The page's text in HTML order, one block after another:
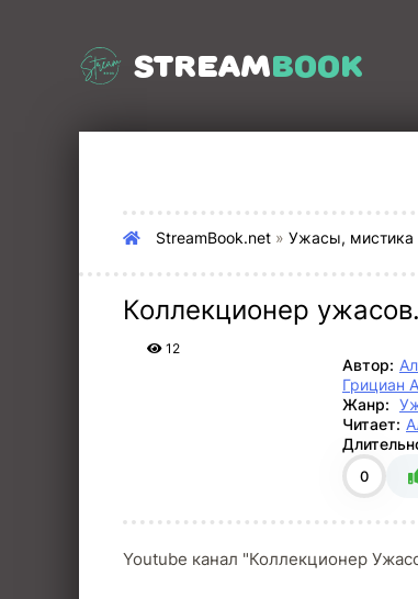
STREAMBOOK
StreamBook.net » Ужасы, мистика
Коллекционер
12
Автор:
Грициан
Жанр:
Читает:
0
Youtube канал "Коллекционер